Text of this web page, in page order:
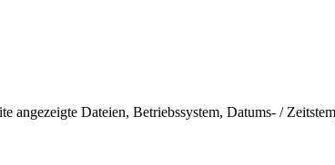
angezeigte Dateien, Betriebssystem, Datums- /